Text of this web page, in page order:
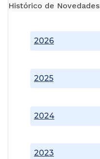
Histórico de Novedades
2023
2024
2025
2026